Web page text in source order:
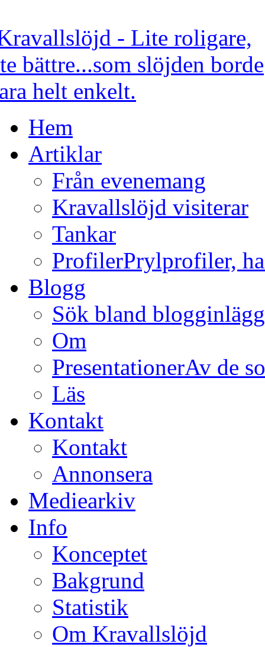
Hem
Artiklar
Från evenemang
Kravallslöjd visiterar
Tankar
ProfilerPrylprofiler,
Blogg
Sök bland
Om
PresentationerAv de
Läs
Kontakt
Kontakt
Annonsera
Mediearkiv
Info
Konceptet
Bakgrund
Statistik
Om Kravallslöjd